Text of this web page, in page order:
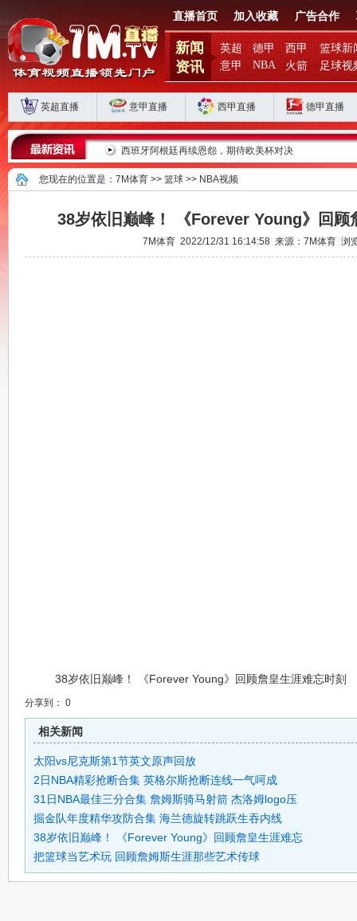
直播首页 加入收藏 广告合作
新闻
资讯
英超 德甲 西甲
篮球新
意甲
NBA 火箭 足球视
英超直播 意甲直播 西甲直播 德甲直播
？ 西班牙阿根廷再续恩怨，期待欧美杯对决
您现在的位置是： 7M体育 >> 篮球 >> NBA视频
38岁依旧巅峰！ 《Forever Young》回顾
7M体育 2022/12/31 16:14:58 来源：7M体育 浏
38岁依旧巅峰！ 《Forever Young》回顾詹皇生涯难忘时刻
分享到： 0
相关新闻
太阳vs尼克斯第1节英文原声回放
2日NBA精彩抢断合集 英格尔斯抢断连线一气呵成
31日NBA最佳三分合集 詹姆斯骑马射箭 杰洛姆logo压
掘金队年度精华攻防合集 海兰德旋转跳跃生吞内线
38岁依旧巅峰！ 《Forever Young》回顾詹皇生涯难忘
把篮球当艺术玩 回顾詹姆斯生涯那些艺术传球